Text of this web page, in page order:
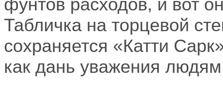
фунтов расходов, и вот
Табличка на торцевой
сохраняется «Катти
как дань уважения